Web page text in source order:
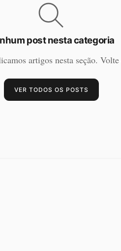
post nesta categoria
artigos nesta seção.
VER TODOS OS POSTS